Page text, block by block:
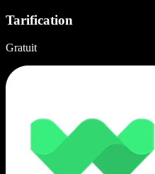
Tarification
Gratuit